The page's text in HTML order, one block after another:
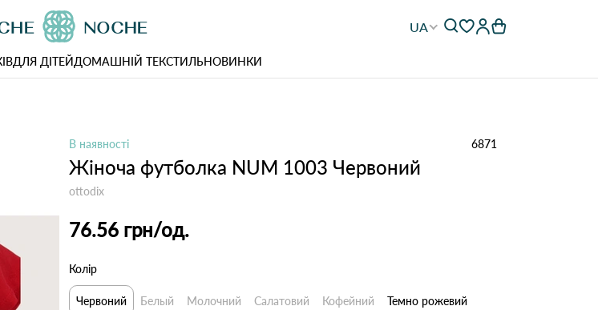
UA
ДЛЯ ДІТЕЙДОМАШНІЙ ТЕКСТИЛЬНОВИНКИ
В наявності 6871
Жіноча футболка NUM 1003 Червоний
ottodix
76.56 грн/од.
Колір
Червоний Белый Молочний Салатовий Кофейний Темно рожевий